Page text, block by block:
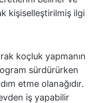
kişiselleştirilmiş ilgi
koçluk yapmanın
sürdürürken
etme olanağıdır.
iş yapabilir